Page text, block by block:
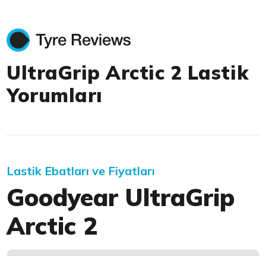
UltraGrip Arctic 2 Lastik
Yorumları
Lastik Ebatları ve Fiyatları
Goodyear UltraGrip
Arctic 2